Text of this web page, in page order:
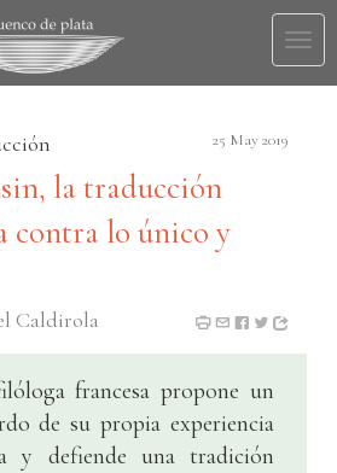
25 May 2019
la traducción
contra lo único y
Caldirola
francesa propone un
de su propia experiencia
y defiende una tradición